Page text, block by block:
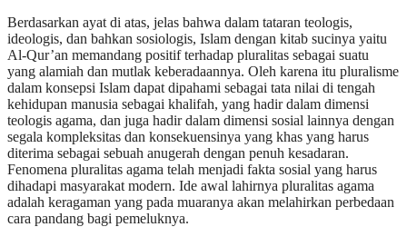
Berdasarkan ayat di atas, jelas bahwa dalam tataran teologis,
ideologis, dan bahkan sosiologis, Islam dengan kitab sucinya yaitu
Al-Qur’an memandang positif terhadap pluralitas sebagai suatu
yang alamiah dan mutlak keberadaannya. Oleh karena itu pluralisme
dalam konsepsi Islam dapat dipahami sebagai tata nilai di tengah
kehidupan manusia sebagai khalifah, yang hadir dalam dimensi
teologis agama, dan juga hadir dalam dimensi sosial lainnya dengan
segala kompleksitas dan konsekuensinya yang khas yang harus
diterima sebagai sebuah anugerah dengan penuh kesadaran.
Fenomena pluralitas agama telah menjadi fakta sosial yang harus
dihadapi masyarakat modern. Ide awal lahirnya pluralitas agama
adalah keragaman yang pada muaranya akan melahirkan perbedaan
cara pandang bagi pemeluknya.